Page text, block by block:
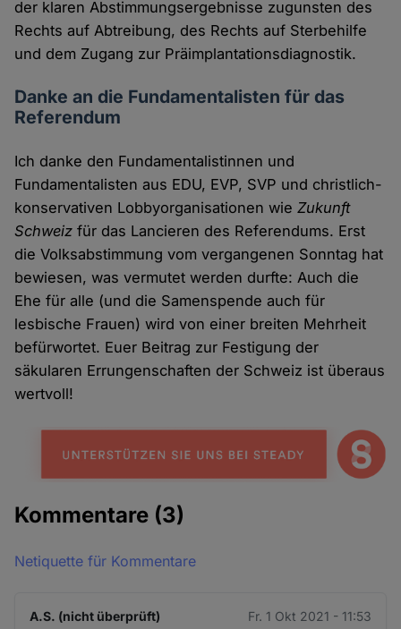
der klaren Abstimmungsergebnisse zugunsten des
Rechts auf Abtreibung, des Rechts auf Sterbehilfe
und dem Zugang zur Präimplantationsdiagnostik.
Danke an die Fundamentalisten für das
Referendum
Ich danke den Fundamentalistinnen und
Fundamentalisten aus EDU, EVP, SVP und christlich-
konservativen Lobbyorganisationen wieZukunft
Schweiz für das Lancieren des Referendums. Erst
die Volksabstimmung vom vergangenen Sonntag hat
bewiesen, was vermutet werden durfte: Auch die
Ehe für alle (und die Samenspende auch für
lesbische Frauen) wird von einer breiten Mehrheit
befürwortet. Euer Beitrag zur Festigung der
säkularen Errungenschaften der Schweiz ist überaus
wertvoll!
Kommentare (3)
Netiquette für Kommentare
A.S. (nicht überprüft) Fr. 1 Okt 2021 - 11:53